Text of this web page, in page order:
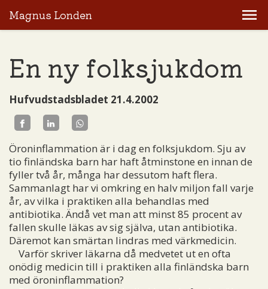
Magnus Londen
En ny folksjukdom
Hufvudstadsbladet 21.4.2002
Öroninflammation är i dag en folksjukdom. Sju av
tio finländska barn har haft åtminstone en innan de
fyller två år, många har dessutom haft flera.
Sammanlagt har vi omkring en halv miljon fall varje
år, av vilka i praktiken alla behandlas med
antibiotika. Ändå vet man att minst 85 procent av
fallen skulle läkas av sig själva, utan antibiotika.
Däremot kan smärtan lindras med värkmedicin.
Varför skriver läkarna då medvetet ut en ofta
onödig medicin till i praktiken alla finländska barn
med öroninflammation?